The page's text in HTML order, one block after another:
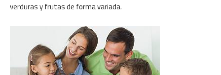
verduras y frutas de forma variada.